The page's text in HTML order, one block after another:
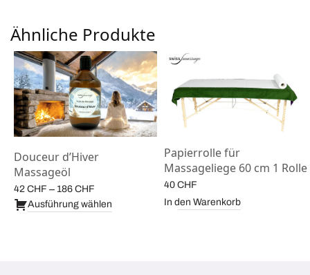
Ähnliche Produkte
Douceur d’Hiver
Massageöl
42 CHF – 186 CHF
42 CHF bis
Ausführung wählen
Papierrolle für
Massageliege 60 cm 1 Rolle
40 CHF
In den Warenkorb